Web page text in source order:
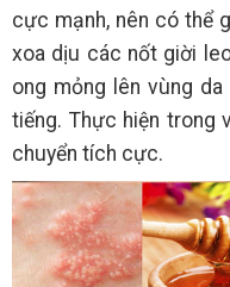
cực mạnh, nên có thể
xoa dịu các nốt giời
ong mỏng lên vùng
tiếng. Thực hiện trong
chuyển tích cực.